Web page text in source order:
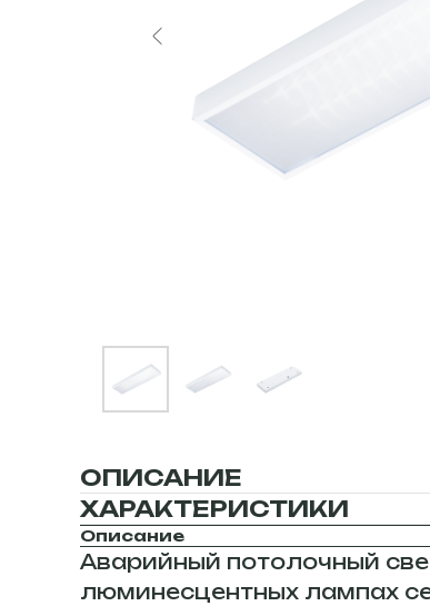
ОПИСАНИЕ
ХАРАКТЕРИСТИКИ
Описание
Аварийный потолочный
люминесцентных лампах